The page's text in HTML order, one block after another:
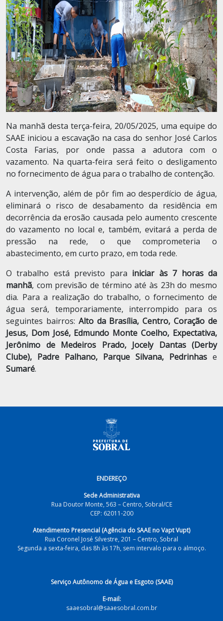
Na manhã desta terça-feira, 20/05/2025, uma equipe do
SAAE iniciou a escavação na casa do senhor José Carlos
Costa Farias, por onde passa a adutora com o
vazamento. Na quarta-feira será feito o desligamento
no fornecimento de água para o trabalho de contenção.
A intervenção, além de pôr fim ao desperdício de água,
eliminará o risco de desabamento da residência em
decorrência da erosão causada pelo aumento crescente
do vazamento no local e, também, evitará a perda de
pressão na rede, o que comprometeria o
abastecimento, em curto prazo, em toda rede.
O trabalho está previsto para iniciar às 7 horas da
manhã, com previsão de término até às 23h do mesmo
dia. Para a realização do trabalho, o fornecimento de
água será, temporariamente, interrompido para os
seguintes bairros: Alto da Brasília, Centro, Coração de
Jesus, Dom José, Edmundo Monte Coelho, Expectativa,
Jerônimo de Medeiros Prado, Jocely Dantas (Derby
Clube), Padre Palhano, Parque Silvana, Pedrinhas e
Sumaré.
ENDEREÇO
Sede Administrativa
Rua Doutor Monte, 563 – Centro, Sobral/CE
CEP: 62011-200
Atendimento Presencial (Agência do SAAE no Vapt Vupt)
Rua Coronel José Silvestre, 201 – Centro, Sobral
Segunda a sexta-feira, das 8h às 17h, sem intervalo para o almoço.
Serviço Autônomo de Água e Esgoto (SAAE)
E-mail:
saaesobral@saaesobral.com.br